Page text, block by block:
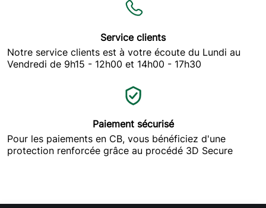
Service clients
Notre service clients est à votre écoute du Lundi au
Vendredi de 9h15 - 12h00 et 14h00 - 17h30
Paiement sécurisé
Pour les paiements en CB, vous bénéficiez d'une
protection renforcée grâce au procédé 3D Secure